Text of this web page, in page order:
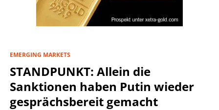
EMERGING MARKETS
STANDPUNKT: Allein die
Sanktionen haben Putin wieder
gesprächsbereit gemacht